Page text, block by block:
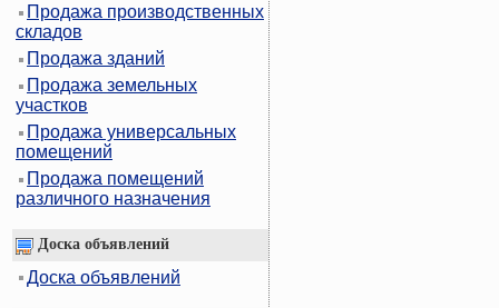
Продажа производственных
складов
Продажа зданий
Продажа земельных
участков
Продажа универсальных
помещений
Продажа помещений
различного назначения
Доска объявлений
Доска объявлений